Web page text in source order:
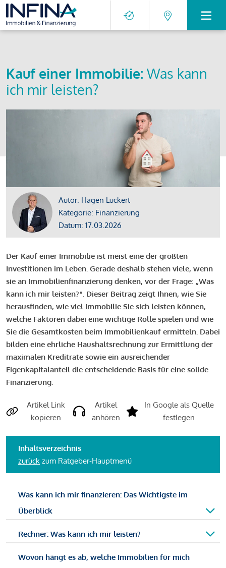
Kauf einer Immobilie: Was kann
ich mir leisten?
Autor: Hagen Luckert
Kategorie: Finanzierung
Datum: 17.03.2026
Der Kauf einer Immobilie ist meist eine der größten
Investitionen im Leben. Gerade deshalb stehen viele, wenn
sie an Immobilienfinanzierung denken, vor der Frage: „Was
kann ich mir leisten?“. Dieser Beitrag zeigt Ihnen, wie Sie
herausfinden, wie viel Immobilie Sie sich leisten können,
welche Faktoren dabei eine wichtige Rolle spielen und wie
Sie die Gesamtkosten beim Immobilienkauf ermitteln. Dabei
bilden eine ehrliche Haushaltsrechnung zur Ermittlung der
maximalen Kreditrate sowie ein ausreichender
Eigenkapitalanteil die entscheidende Basis für eine solide
Finanzierung.
Artikel Link
kopieren
Artikel
anhören
In Google als Quelle
festlegen
Inhaltsverzeichnis
zurück zum Ratgeber-Hauptmenü
Was kann ich mir finanzieren: Das Wichtigste im
Überblick
Rechner: Was kann ich mir leisten?
Wovon hängt es ab, welche Immobilien für mich